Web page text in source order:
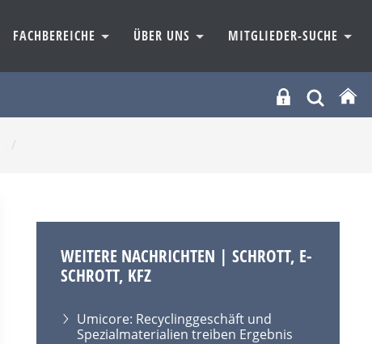
FACHBEREICHE ÜBER UNS MITGLIEDER-SUCHE
/
WEITERE NACHRICHTEN | SCHROTT, E-
SCHROTT, KFZ
Umicore: Recyclinggeschäft und
Spezialmaterialien treiben Ergebnis